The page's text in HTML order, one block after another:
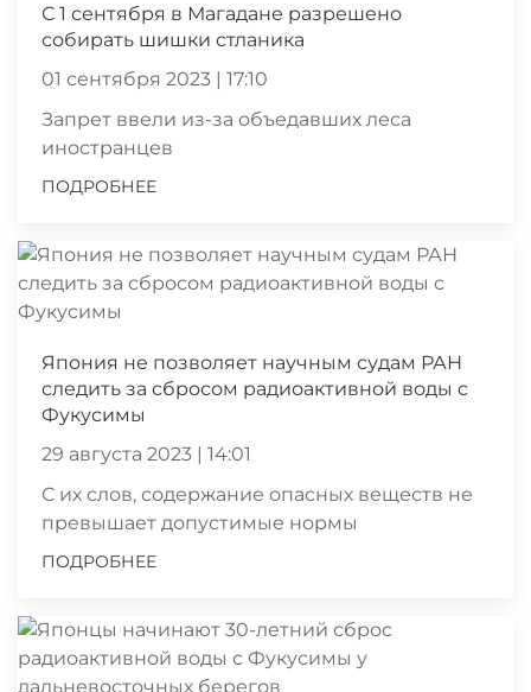
С 1 сентября в Магадане разрешено
собирать шишки стланика
01 сентября 2023 | 17:10
Запрет ввели из-за объедавших леса
иностранцев
ПОДРОБНЕЕ
Япония не позволяет научным судам РАН
следить за сбросом радиоактивной воды с
Фукусимы
29 августа 2023 | 14:01
С их слов, содержание опасных веществ не
превышает допустимые нормы
ПОДРОБНЕЕ